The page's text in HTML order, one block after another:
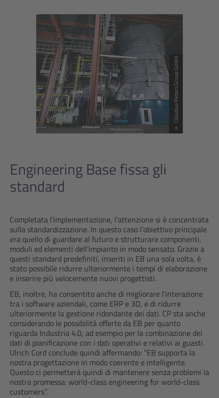
© Claudius Peters Group GmbH
Engineering Base fissa gli
standard
Completata l’implementazione, l’attenzione si è concentrata
sulla standardizzazione. In questo caso l’obiettivo principale
era quello di guardare al futuro e strutturare componenti,
moduli ed elementi dell’impianto in modo sensato. Grazie a
questi standard predefiniti, inseriti in EB una sola volta, è
stato possibile ridurre ulteriormente i tempi di elaborazione
e inserire più velocemente nuovi progettisti.
EB, inoltre, ha consentito anche di migliorare l’interazione
tra i software aziendali, come ERP e 3D, e di ridurre
ulteriormente la gestione ridondante dei dati. CP sta anche
considerando le possibilità offerte da EB per quanto
riguarda Industria 4.0, ad esempio per la combinazione dei
dati di pianificazione con i dati operativi e relativi ai guasti.
Ulrich Cord conclude quindi affermando: “EB supporta la
nostra progettazione in modo coerente e intelligente.
Questo ci permetterà quindi di mantenere senza problemi la
nostra promessa: world-class engineering for world-class
customers”.